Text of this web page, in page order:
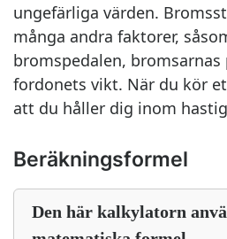
ungefärliga värden.
många andra faktorer,
bromspedalen, bromsarnas
fordonets vikt. När du kör
att du håller dig inom
Beräkningsformel
Den här kalkylatorn